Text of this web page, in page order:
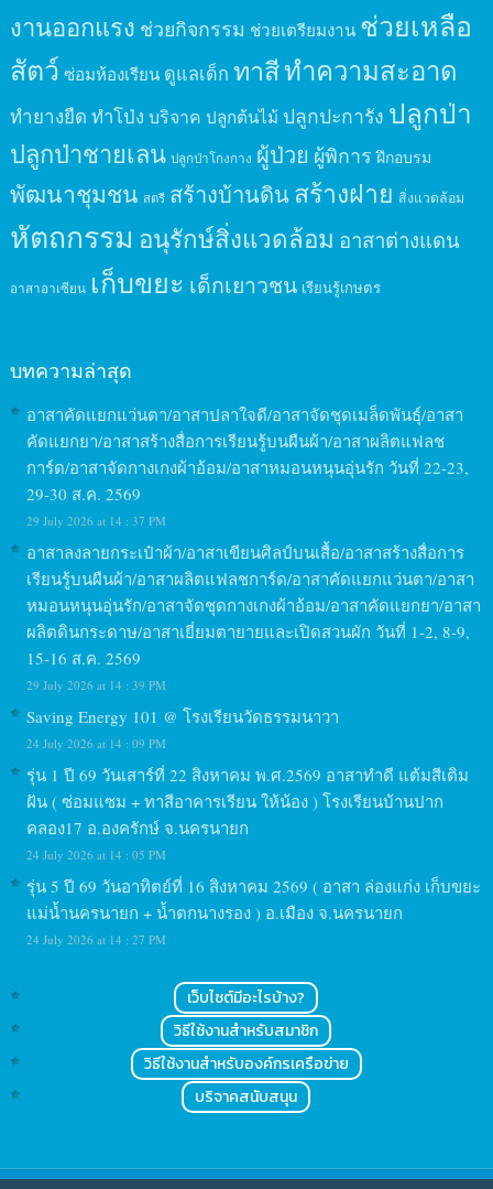
งานออกแรง ช่วยกิจกรรม ช่วยเตรียมงาน ช่วยเหลือ
สัตว์ ซ่อมห้องเรียน ดูแลเด็ก ทาสีทำความสะอาด
ทำยางยืด ทำโป่ง บริจาค ปลูกต้นไม้ ปลูกปะการัง ปลูกป่า
ปลูกป่าชายเลน ปลูกป่าโกงกาง ผู้ป่วย ผู้พิการ ฝึกอบรม
พัฒนาชุมชน สตรี สร้างบ้านดินสร้างฝาย สิ่งแวดล้อม
หัตถกรรม อนุรักษ์สิ่งแวดล้อม อาสาต่างแดน
อาสาอาเซียน เก็บขยะ เด็กเยาวชน เรียนรู้เกษตร
บทความล่าสุด
อาสาคัดแยกแว่นตา/อาสาปลาใจดี/อาสาจัดชุดเมล็ดพันธุ์/อาสา
คัดแยกยา/อาสาสร้างสื่อการเรียนรู้บนผืนผ้า/อาสาผลิตแฟลช
การ์ด/อาสาจัดกางเกงผ้าอ้อม/อาสาหมอนหนุนอุ่นรัก วันที่ 22-23,
29-30 ส.ค. 2569
29 July 2026 at 14 : 37 PM
อาสาลงลายกระเป๋าผ้า/อาสาเขียนศิลป์บนเสื้อ/อาสาสร้างสื่อการ
เรียนรู้บนผืนผ้า/อาสาผลิตแฟลชการ์ด/อาสาคัดแยกแว่นตา/อาสา
หมอนหนุนอุ่นรัก/อาสาจัดชุดกางเกงผ้าอ้อม/อาสาคัดแยกยา/อาสา
ผลิตดินกระดาษ/อาสาเยี่ยมตายายและเปิดสวนผัก วันที่ 1-2, 8-9,
15-16 ส.ค. 2569
29 July 2026 at 14 : 39 PM
Saving Energy 101 @ โรงเรียนวัดธรรมนาวา
24 July 2026 at 14 : 09 PM
รุ่น 1 ปี 69 วันเสาร์ที่ 22 สิงหาคม พ.ศ.2569 อาสาทำดี แต้มสีเติม
ฝัน ( ซ่อมแซม + ทาสีอาคารเรียน ให้น้อง ) โรงเรียนบ้านปาก
คลอง17 อ.องครักษ์ จ.นครนายก
24 July 2026 at 14 : 05 PM
รุ่น 5 ปี 69 วันอาทิตย์ที่ 16 สิงหาคม 2569 ( อาสา ล่องแก่ง เก็บขยะ
แม่น้ำนครนายก + น้ำตกนางรอง ) อ.เมือง จ.นครนายก
24 July 2026 at 14 : 27 PM
เว็บไซต์มีอะไรบ้าง?
วิธีใช้งานสำหรับสมาชิก
วิธีใช้งานสำหรับองค์กรเครือข่าย
บริจาคสนับสนุน